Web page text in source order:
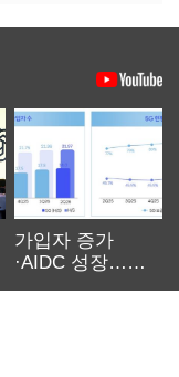
가입자 증가
·AIDC 성장…